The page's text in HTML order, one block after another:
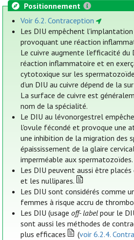
Positionnement
Voir 6.2. Contraception
Les DIU empêchent
provoquant une réaction
Le cuivre augmente l’efficacité
réaction inflammatoire et en
cytotoxique sur les
d’un DIU au cuivre dépend de la
La surface de cuivre est
nom de la spécialité.
Le DIU au lévonorgestrel
l'ovule fécondé et provoque une
une inhibition de la migration des
épaississement de la glaire
imperméable aux spermatozoïdes.
Les DIU peuvent aussi être
et les nullipares.
Les DIU sont considérés comme
femmes à risque accru de
Les DIU (usageoff- label pour le
sont aussi les méthodes de
plus efficaces
(voir 6.2.4.